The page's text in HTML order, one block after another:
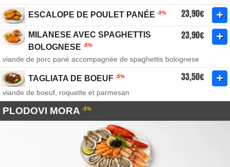
ESCALOPE DE POULET PANÉE -5% 23,90€
MILANESE AVEC SPAGHETTIS
BOLOGNESE -5%
23,90€
viande de porc pané accompagnée de spaghettis bolognese
TAGLIATA DE BOEUF -5% 33,50€
viande de boeuf, roquette et parmesan
PLODOVI MORA -5%